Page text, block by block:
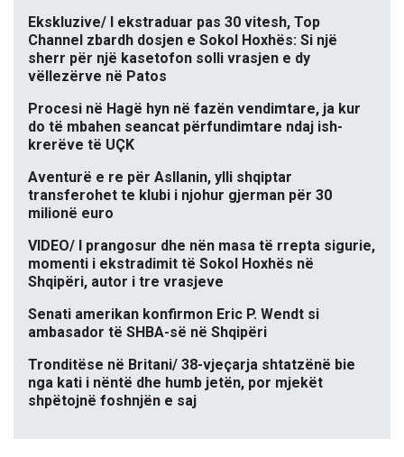
Ekskluzive/ I ekstraduar pas 30 vitesh, Top
Channel zbardh dosjen e Sokol Hoxhës: Si një
sherr për një kasetofon solli vrasjen e dy
vëllezërve në Patos
Procesi në Hagë hyn në fazën vendimtare, ja kur
do të mbahen seancat përfundimtare ndaj ish-
krerëve të UÇK
Aventurë e re për Asllanin, ylli shqiptar
transferohet te klubi i njohur gjerman për 30
milionë euro
VIDEO/ I prangosur dhe nën masa të rrepta sigurie,
momenti i ekstradimit të Sokol Hoxhës në
Shqipëri, autor i tre vrasjeve
Senati amerikan konfirmon Eric P. Wendt si
ambasador të SHBA-së në Shqipëri
Tronditëse në Britani/ 38-vjeçarja shtatzënë bie
nga kati i nëntë dhe humb jetën, por mjekët
shpëtojnë foshnjën e saj